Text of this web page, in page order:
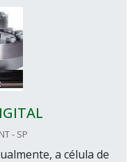
- SP
a célula de